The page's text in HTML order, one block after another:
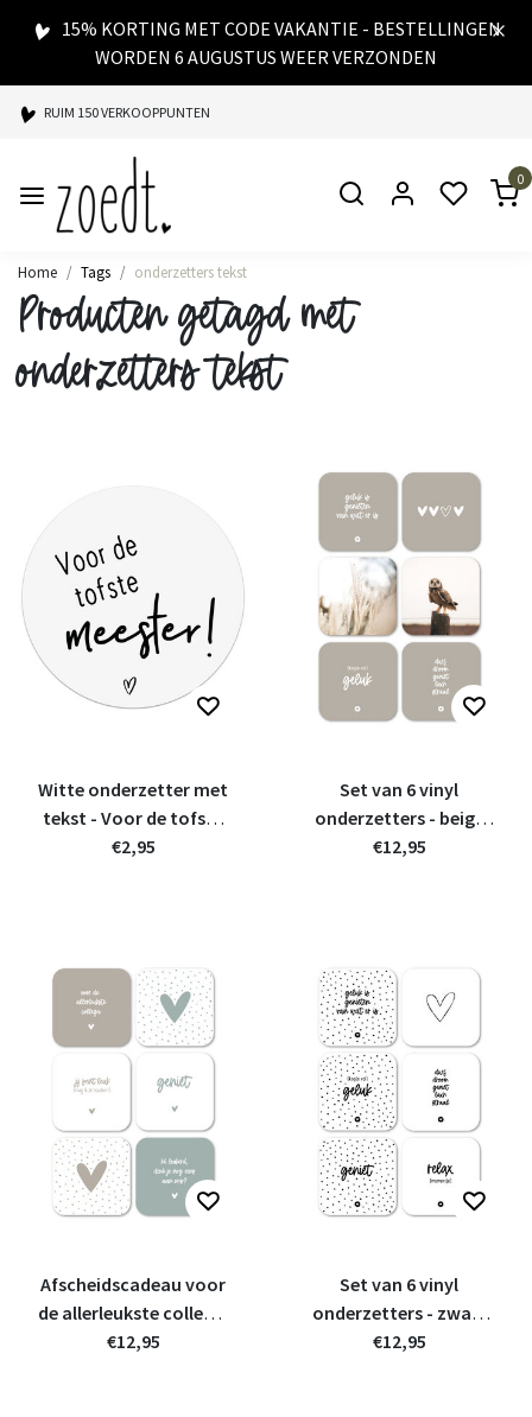
15% KORTING MET CODE VAKANTIE - BESTELLINGEN
WORDEN 6 AUGUSTUS WEER VERZONDEN
RUIM 150 VERKOOPPUNTEN
SPAARPUNTEN BIJ ELKE AANKOOP
SNELLE LEVERING
0
Home Tags onderzetters tekst
Producten getagd met
onderzetters tekst
Witte onderzetter met
tekst - Voor de tofste
meester!
€2,95
Set van 6 vinyl
onderzetters - beige
met teksten en foto's
€12,95
Afscheidscadeau voor
de allerleukste collega!
- Set van 6 vinyl
€12,95
Set van 6 vinyl
onderzetters - zwart
wit met teksten
€12,95